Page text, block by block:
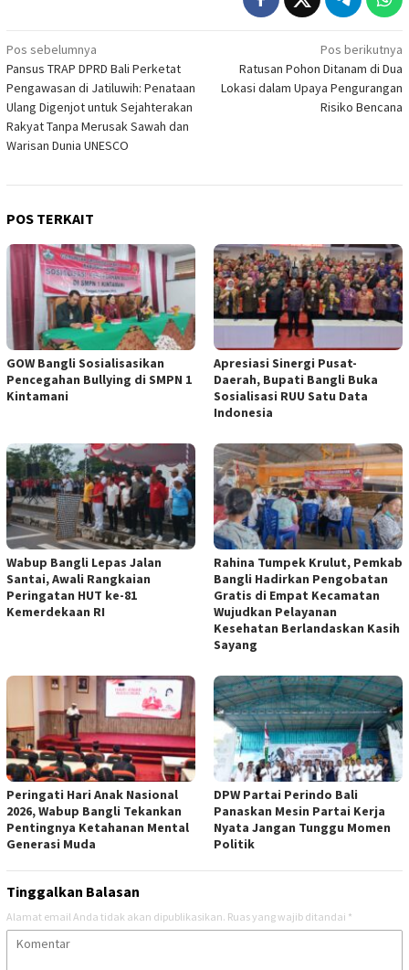
Navigasi
pos
Pos sebelumnya
Pansus TRAP DPRD Bali Perketat
Pengawasan di Jatiluwih: Penataan
Ulang Digenjot untuk Sejahterakan
Rakyat Tanpa Merusak Sawah dan
Warisan Dunia UNESCO
Pos berikutnya
Ratusan Pohon Ditanam di Dua
Lokasi dalam Upaya Pengurangan
Risiko Bencana
POS TERKAIT
GOW Bangli Sosialisasikan
Pencegahan Bullying di SMPN 1
Kintamani
Apresiasi Sinergi Pusat-
Daerah, Bupati Bangli Buka
Sosialisasi RUU Satu Data
Indonesia
Wabup Bangli Lepas Jalan
Santai, Awali Rangkaian
Peringatan HUT ke-81
Kemerdekaan RI
Rahina Tumpek Krulut, Pemkab
Bangli Hadirkan Pengobatan
Gratis di Empat Kecamatan
Wujudkan Pelayanan
Kesehatan Berlandaskan Kasih
Sayang
Peringati Hari Anak Nasional
2026, Wabup Bangli Tekankan
Pentingnya Ketahanan Mental
Generasi Muda
DPW Partai Perindo Bali
Panaskan Mesin Partai Kerja
Nyata Jangan Tunggu Momen
Politik
Tinggalkan Balasan
Alamat email Anda tidak akan dipublikasikan. Ruas yang wajib ditandai *